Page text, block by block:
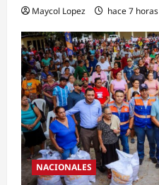
Maycol Lopez hace 7 horas
NACIONALES